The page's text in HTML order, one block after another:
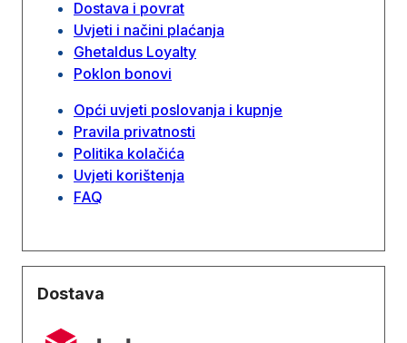
Dostava i povrat
Uvjeti i načini plaćanja
Ghetaldus Loyalty
Poklon bonovi
Opći uvjeti poslovanja i kupnje
Pravila privatnosti
Politika kolačića
Uvjeti korištenja
FAQ
Dostava